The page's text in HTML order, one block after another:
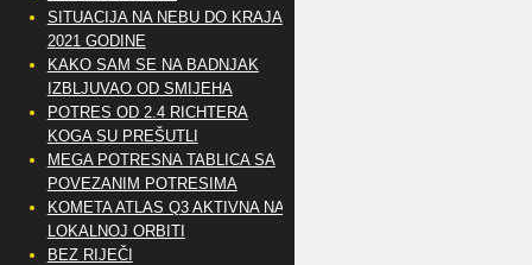
SITUACIJA NA NEBU DO KRAJA
2021 GODINE
KAKO SAM SE NA BADNJAK
IZBLJUVAO OD SMIJEHA
POTRES OD 2.4 RICHTERA
KOGA SU PREŠUTLI
MEGA POTRESNA TABLICA SA
POVEZANIM POTRESIMA
KOMETA ATLAS Q3 AKTIVNA NA
LOKALNOJ ORBITI
BEZ RIJEČI